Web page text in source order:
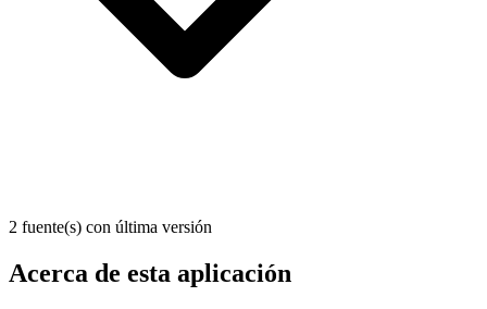
2 fuente(s) con última versión
Acerca de esta aplicación